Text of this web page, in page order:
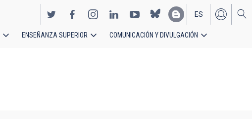
EN
ES
ENSEÑANZA SUPERIOR COMUNICACIÓN Y DIVULGACIÓN